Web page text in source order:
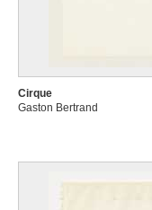
Cirque
Gaston Bertrand